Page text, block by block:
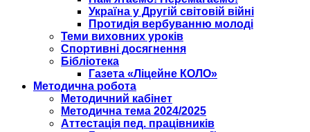
Україна у Другій світовій війні
Протидія вербуванню молоді
Теми виховних уроків
Спортивні досягнення
Бібліотека
Газета «Ліцейне КОЛО»
Методична робота
Методичний кабінет
Методична тема 2024/2025
Аттестація пед. працівників